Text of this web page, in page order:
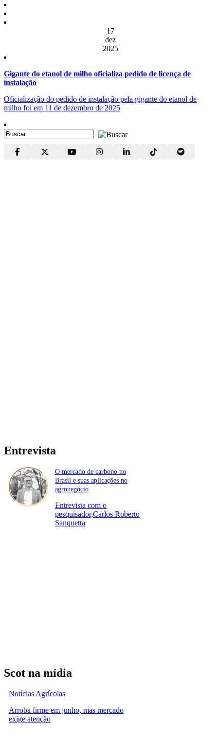
17
dez
2025
Gigante do etanol de milho oficializa pedido de licença de
instalação
Oficialização do pedido de instalação pela gigante do etanol de
milho foi em 11 de dezembro de 2025
Entrevista
O mercado de carbono no
Brasil e suas aplicações no
agronegócio
Entrevista com o
pesquisador,Carlos Roberto
Sanquetta
Scot na mídia
Notícias Agrícolas
Arroba firme em junho, mas mercado
exige atenção